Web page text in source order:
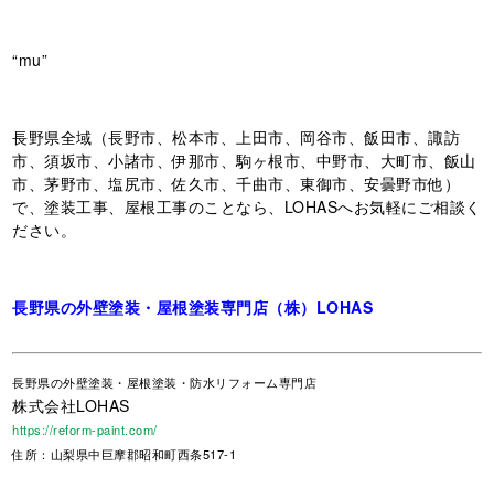
“mu”
長野県全域（長野市、松本市、上田市、岡谷市、飯田市、諏訪
市、須坂市、小諸市、伊那市、駒ヶ根市、中野市、大町市、飯山
市、茅野市、塩尻市、佐久市、千曲市、東御市、安曇野市他）
で、塗装工事、屋根工事のことなら、LOHASへお気軽にご相談く
ださい。
長野県の外壁塗装・屋根塗装専門店（株）LOHAS
長野県の外壁塗装・屋根塗装・防水リフォーム専門店
株式会社LOHAS
https://reform-paint.com/
住所：山梨県中巨摩郡昭和町西条517-1